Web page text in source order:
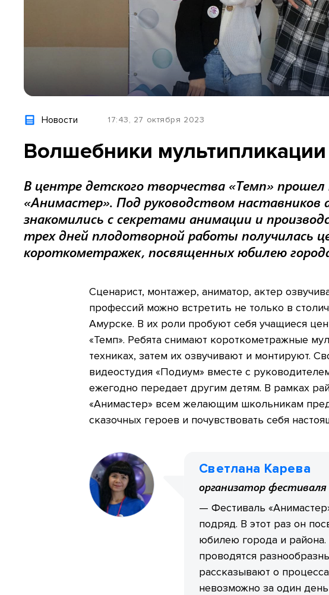
Новости 17:43, 27 октября 2023
Волшебники мультипликации
В центре детского творчества «Темп»
«Анимастер». Под руководством наставников
знакомились с секретами анимации и
трех дней плодотворной работы получилась
короткометражек, посвященных юбилею
Сценарист, монтажер, аниматор, актер
профессий можно встретить не только в
Амурске. В их роли пробуют себя учащиеся
«Темп». Ребята снимают короткометражные
техниках, затем их озвучивают и монтируют.
видеостудия «Подиум» вместе с
ежегодно передает другим детям. В рамках
«Анимастер» всем желающим школьникам
сказочных героев и почувствовать себя
Светлана Карева
организатор фестиваля
— Фестиваль
подряд. В этот раз он
юбилею города и
проводятся
рассказывают о
невозможно за один